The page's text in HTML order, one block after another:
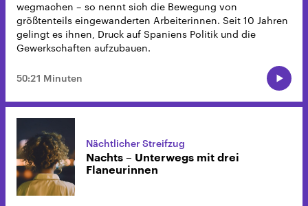
wegmachen – so nennt sich die Bewegung von
größtenteils eingewanderten Arbeiterinnen. Seit 10 Jahren
gelingt es ihnen, Druck auf Spaniens Politik und die
Gewerkschaften aufzubauen.
50:21 Minuten
Nächtlicher Streifzug
Nachts – Unterwegs mit drei
Flaneurinnen